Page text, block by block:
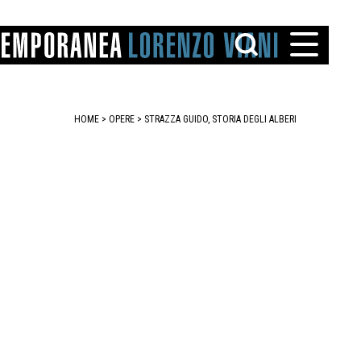
HOME > OPERE > STRAZZA GUIDO, STORIA DEGLI ALBERI